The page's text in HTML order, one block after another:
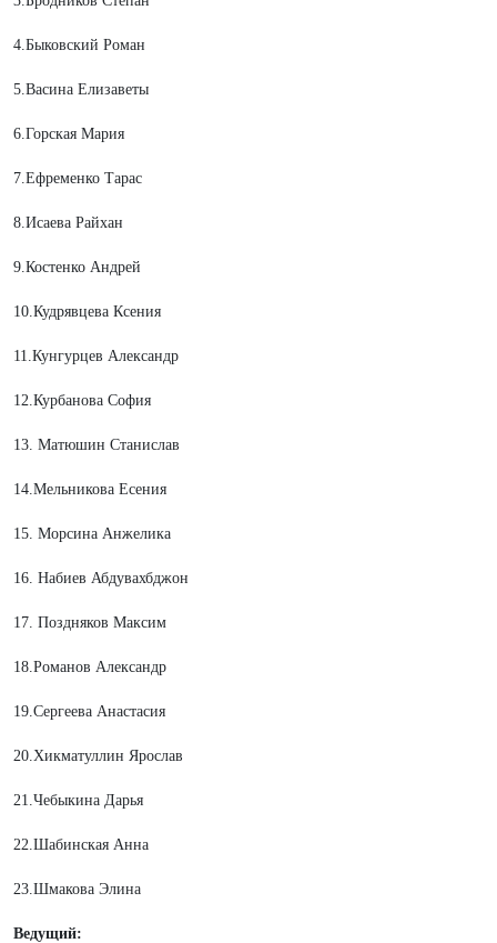
4.Быковский Роман
5.Васина Елизаветы
6.Горская Мария
7.Ефременко Тарас
8.Исаева Райхан
9.Костенко Андрей
10.Кудрявцева Ксения
11.Кунгурцев Александр
12.Курбанова София
13. Матюшин Станислав
14.Мельникова Есения
15. Морсина Анжелика
16. Набиев Абдувахбджон
17. Поздняков Максим
18.Романов Александр
19.Сергеева Анастасия
20.Хикматуллин Ярослав
21.Чебыкина Дарья
22.Шабинская Анна
23.Шмакова Элина
Ведущий: